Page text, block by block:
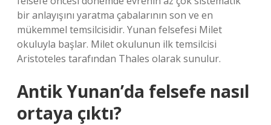
bir anlayışını yaratma çabalarının son ve en
mükemmel temsilcisidir. Yunan felsefesi Milet
okuluyla başlar. Milet okulunun ilk temsilcisi
Aristoteles tarafından Thales olarak sunulur.
Antik Yunan’da felsefe nasıl
ortaya çıktı?